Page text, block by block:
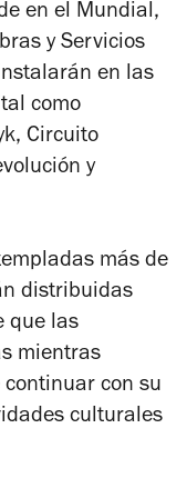
en el Mundial,
y Servicios
en las
como
Circuito
y
más de
distribuidas
que las
mientras
con su
culturales